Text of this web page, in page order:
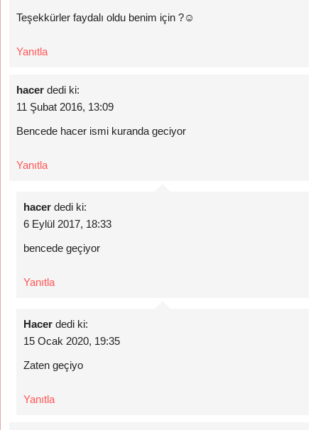
Teşekkürler faydalı oldu benim için ?☺
Yanıtla
hacer dedi ki:
11 Şubat 2016, 13:09
Bencede hacer ismi kuranda geciyor
Yanıtla
hacer dedi ki:
6 Eylül 2017, 18:33
bencede geçiyor
Yanıtla
Hacer dedi ki:
15 Ocak 2020, 19:35
Zaten geçiyo
Yanıtla